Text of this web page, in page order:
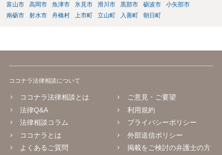
富山市
高岡市 魚津市 氷見市 滑川市 黒部市 砺波市
小矢部市
南砺市
射水市 舟橋村 上市町 立山町 入善町 朝日町
ココナラ法律相談について
ココナラ法律相談とは
法律Q&A
法律相談コラム
ココナラとは
よくあるご質問
ご意見・ご要望
利用規約
プライバシーポリシー
外部送信ポリシー
掲載をご検討の弁護士の方